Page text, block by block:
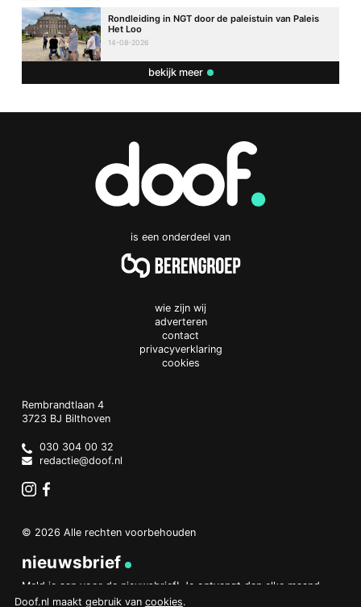
Rondleiding in NGT door de paleistuin van Paleis
Het Loo
14-08-2026
bekijk meer
is een onderdeel van
wie zijn wij
adverteren
contact
privacyverklaring
cookies
Doof.nl
work
Rembrandtlaan 4
3723 BJ Bilthoven
Netherlands
030 304 00 32
redactie@doof.nl
© 2026 Alle rechten voorbehouden
nieuwsbrief
Meld je aan voor de nieuwsbrief! Je ontvangt dan elke maand
een overzicht van het belangrijkste nieuws.
Doof.nl maakt gebruik van cookies.